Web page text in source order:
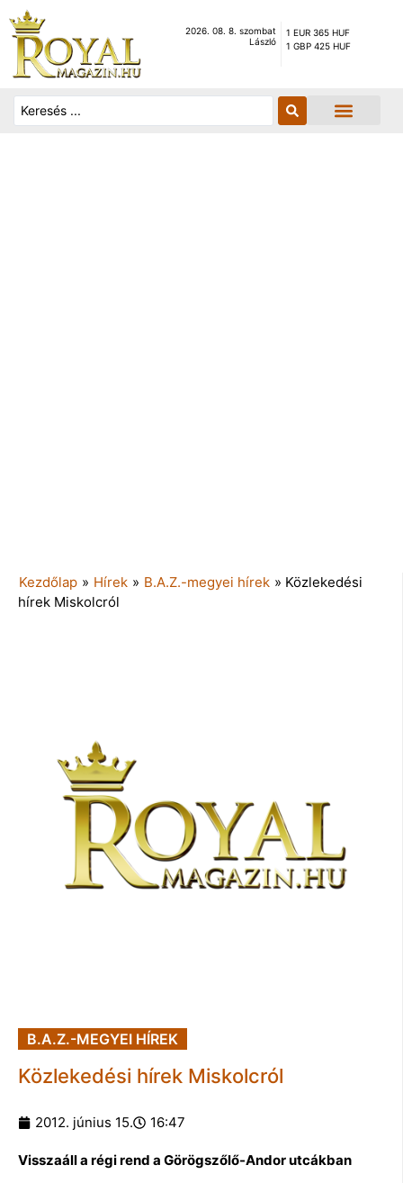
2026. 08. 8. szombat
László
1 EUR 365 HUF
1 GBP 425 HUF
Kezdőlap » Hírek » B.A.Z.-megyei hírek » Közlekedési
hírek Miskolcról
B.A.Z.-MEGYEI HÍREK
Közlekedési hírek Miskolcról
2012. június 15. 16:47
Visszaáll a régi rend a Görögszőlő-Andor utcákban